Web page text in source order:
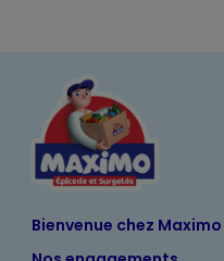
Bienvenue chez Maximo